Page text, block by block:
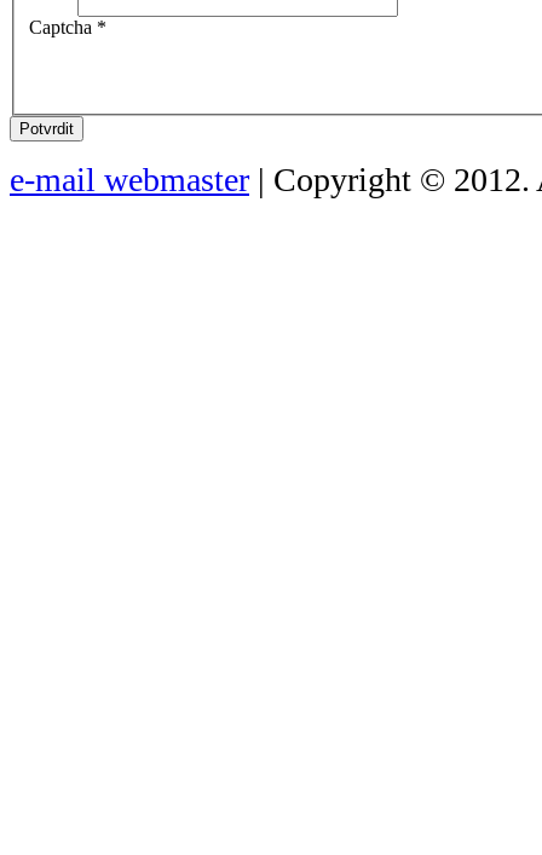
Captcha *
Potvrdit
e-mail webmaster | Copyright © 2012.